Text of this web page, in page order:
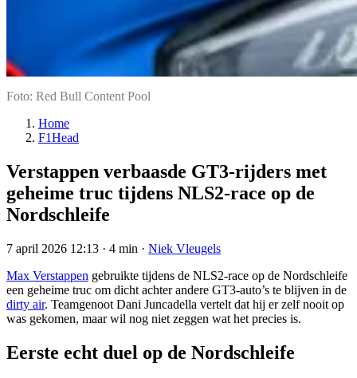
Foto: Red Bull Content Pool
Home
F1Head
Verstappen verbaasde GT3-rijders met
geheime truc tijdens NLS2-race op de
Nordschleife
7 april 2026 12:13 · 4 min · Niek Vleugels
Max Verstappen gebruikte tijdens de NLS2-race op de Nordschleife
een geheime truc om dicht achter andere GT3-auto’s te blijven in de
dirty air. Teamgenoot Dani Juncadella vertelt dat hij er zelf nooit op
was gekomen, maar wil nog niet zeggen wat het precies is.
Eerste echt duel op de Nordschleife